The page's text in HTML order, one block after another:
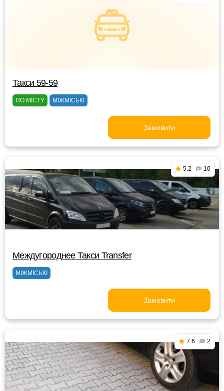
Такси 59-59
ПО МІСТУ МІЖМІСЬКІ
Замовити
5.2 10
Междугороднее Такси Transfer
МІЖМІСЬКІ
Замовити
7.6 2